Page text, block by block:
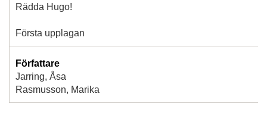
Rädda Hugo!
Första upplagan
Författare
Jarring, Åsa
Rasmusson, Marika